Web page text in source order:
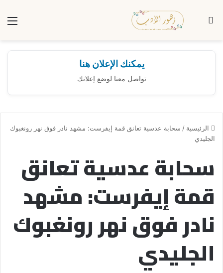
بحث عن
يمكنك الإعلان هنا
تواصل معنا لوضع إعلانك
الرئيسية / سحابة عدسية تعانق قمة إيفرست: مشهد نادر فوق نهر رونغبوك
الجليدي
سحابة عدسية تعانق
قمة إيفرست: مشهد
نادر فوق نهر رونغبوك
الجليدي